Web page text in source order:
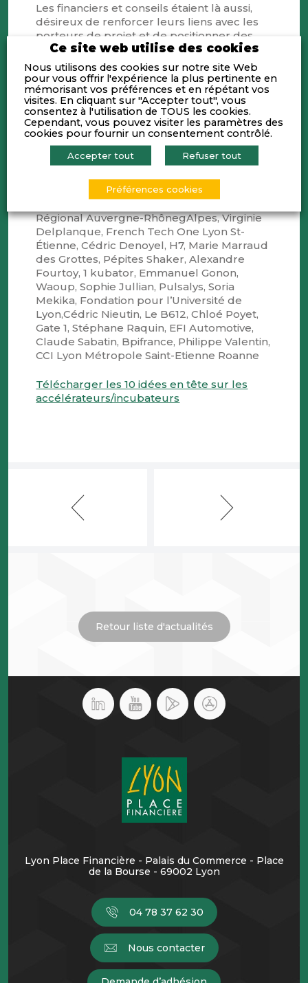
Les financiers et conseils étaient là aussi,
désireux de renforcer leurs liens avec les
porteurs de projet et de positionner des
offres adaptées.
Merci à Gilles Assollant (Lyon Métropole
Angels) et Vincent Bredoux (Orfis) d’avoir
coordonné les travaux de cette commission
et permis la réalisation d’un guide unique
en son genre !
Merci à tous ceux qui ont contribué à ce
projet : Charles Basset, Beelys, Xavier
Bidaux, Crédit Agricole Centre-Est, Eric
Burdier, Axeleo, Aurélie Defour, Conseil
Régional Auvergne-RhônegAlpes, Virginie
Delplanque, French Tech One Lyon St-
Étienne, Cédric Denoyel, H7, Marie Marraud
des Grottes, Pépites Shaker, Alexandre
Fourtoy, 1 kubator, Emmanuel Gonon,
Waoup, Sophie Jullian, Pulsalys, Soria
Mekika, Fondation pour l’Université de
Lyon,Cédric Nieutin, Le B612, Chloé Poyet,
Gate 1, Stéphane Raquin, EFI Automotive,
Claude Sabatin, Bpifrance, Philippe Valentin,
CCI Lyon Métropole Saint-Etienne Roanne
Télécharger les 10 idées en tête sur les
accélérateurs/incubateurs
Retour liste d'actualités
Lyon Place Financière - Palais du Commerce - Place
de la Bourse - 69002 Lyon
04 78 37 62 30
Nous contacter
Ce site web utilise des cookies
Nous utilisons des cookies sur notre site Web
pour vous offrir l'expérience la plus pertinente en
mémorisant vos préférences et en répétant vos
visites. En cliquant sur "Accepter tout", vous
consentez à l'utilisation de TOUS les cookies.
Cependant, vous pouvez visiter les paramètres des
cookies pour fournir un consentement contrôlé.
Accepter tout Refuser tout
Préférences cookies